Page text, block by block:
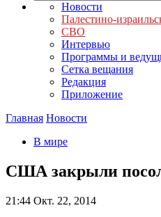
Новости
Палестино-
СВО
Интервью
Программы и
Сетка вещания
Редакция
Приложение
Главная Новости
В мире
США закрыли
21:44 Окт. 22, 2014